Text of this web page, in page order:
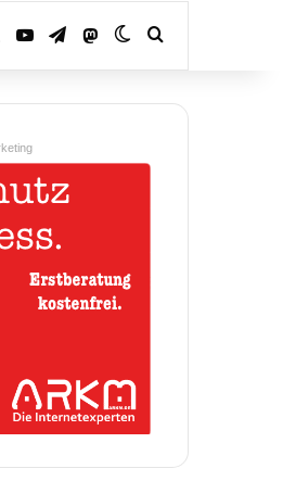
YouTubeTelegramMastodonSkin umschalten